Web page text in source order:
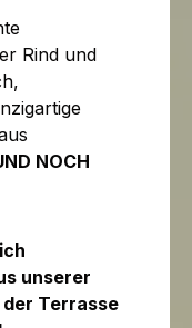
Rind und
NOCH
unserer
der Terrasse